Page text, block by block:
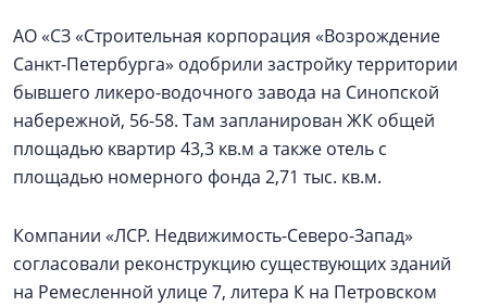
АО «СЗ «Строительная корпорация «Возрождение
Санкт‑Петербурга» одобрили застройку территории
бывшего ликеро-водочного завода на Синопской
набережной, 56-58. Там запланирован ЖК общей
площадью квартир 43,3 кв.м а также отель с
площадью номерного фонда 2,71 тыс. кв.м.
Компании «ЛСР. Недвижимость-Северо-Запад»
согласовали реконструкцию существующих зданий
на Ремесленной улице 7, литера К на Петровском